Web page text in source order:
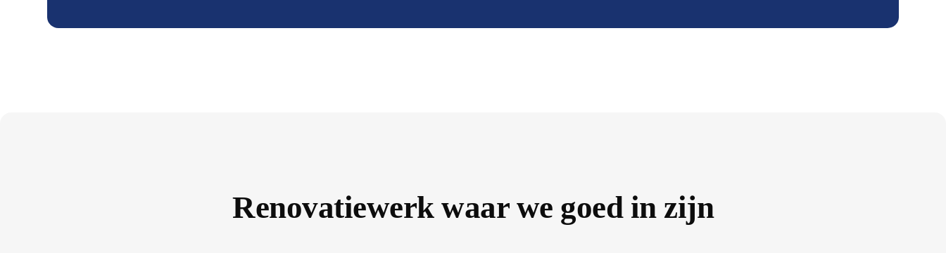
Renovatiewerk waar we goed in zijn